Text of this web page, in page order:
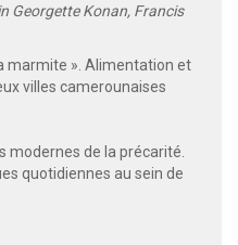
Georgette Konan, Francis
marmite ». Alimentation et
villes camerounaises
modernes de la précarité.
quotidiennes au sein de